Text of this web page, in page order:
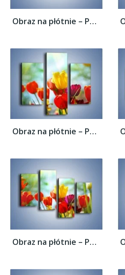
Obraz na płótnie – Pole polskich tulipanów...
Obraz na płótnie – Pole polskich tulipanów...
Obraz na płótnie – Pole polskich tulipanów...